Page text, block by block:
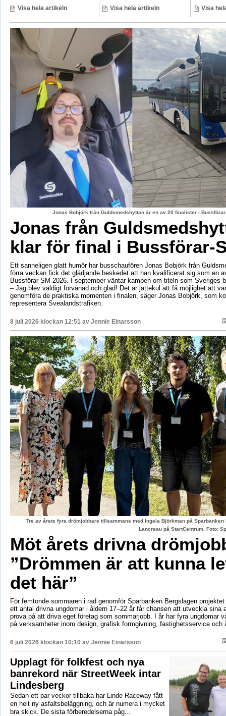
Visa hela artikeln Visa hela artikeln Visa
Jonas Bobjörk från Guldsmedshyttan är en av 20 finalister i
Jonas från
klar för final i Bussförar-
Ett sanneligen glatt humör har busschaufören Jonas Bobjörk från
förra veckan fick det glädjande beskedet att han kvalificerat sig som en
Bussförar-SM 2026. I september väntar kampen om titeln som Sveriges
– Jag blev väldigt förvånad och glad! Det är jättekul att få möjlighet att
genomföra de praktiska momenten i finalen, säger Jonas Bobjörk, som
representera Svealandstrafiken.
8 juli 2026 klockan 12:51 av Jennie Einarsson
Tre av årets fyra drömjobbare tillsammans med Ingela Björkman på
Lancreau på StartCentrum. Foto:
Möt årets drivna
”Drömmen är att kunna
det här”
För femtonde sommaren i rad genomför Sparbanken Bergslagen
ett antal drivna ungdomar i åldern 17–22 år får chansen att utveckla sina
prova på att driva eget företag som sommarjobb. I år har fyra ungdomar
på verksamheter inom design, grafisk formgivning, fastighetsservice och
6 juli 2026 klockan 10:10 av Jennie Einarsson
Upplagt för folkfest och nya
banrekord när StreetWeek intar
Lindesberg
Sedan ett par veckor tillbaka har Linde Raceway fått
en helt ny asfaltsbeläggning, och är numera i mycket
bra skick. De sista förberedelserna påg...